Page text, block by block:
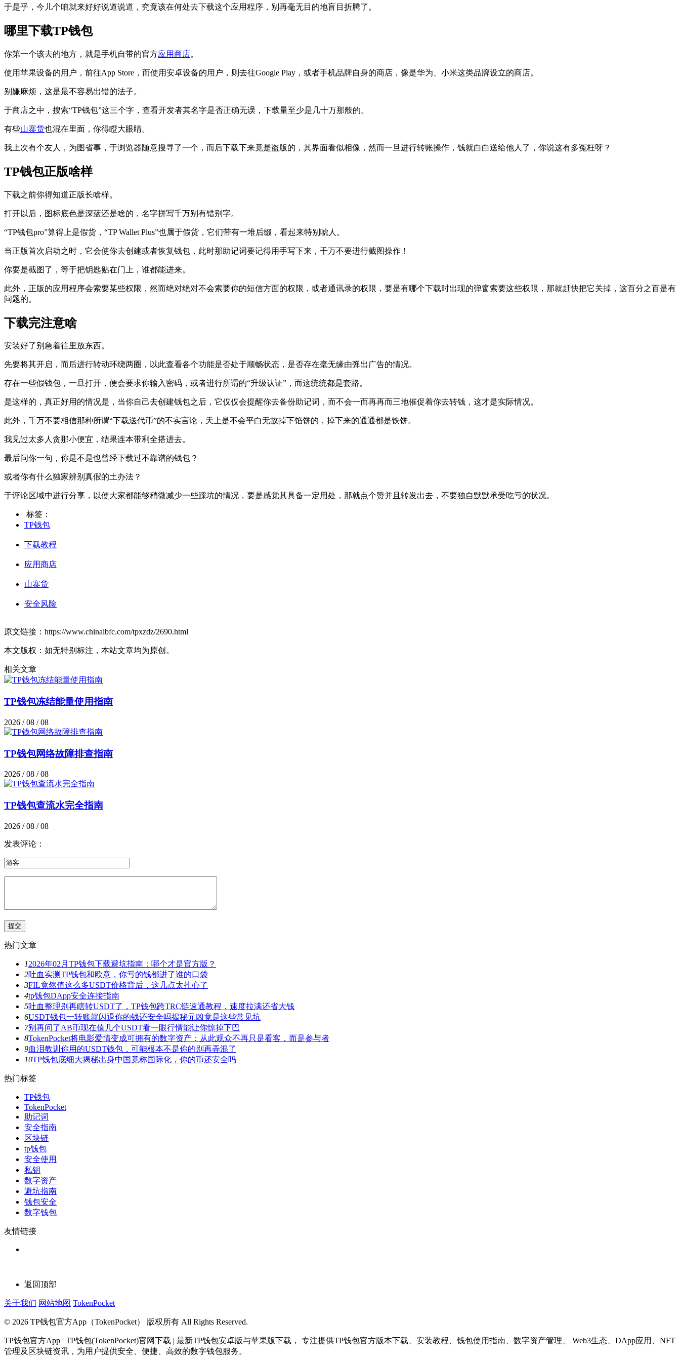
于是乎，今儿个咱就来好好说道说道，究竟该在何处去下载这个应用程序，别再毫无目的地盲目折腾了。
哪里下载TP钱包
你第一个该去的地方，就是手机自带的官方应用商店。
使用苹果设备的用户，前往App Store，而使用安卓设备的用户，则去往Google Play，或者手机品牌自身的商店，像是华为、小米这类品牌设立的商店。
别嫌麻烦，这是最不容易出错的法子。
于商店之中，搜索“TP钱包”这三个字，查看开发者其名字是否正确无误，下载量至少是几十万那般的。
有些山寨货也混在里面，你得瞪大眼睛。
我上次有个友人，为图省事，于浏览器随意搜寻了一个，而后下载下来竟是盗版的，其界面看似相像，然而一旦进行转账操作，钱就白白送给他人了，你说这有多冤枉呀？
TP钱包正版啥样
下载之前你得知道正版长啥样。
打开以后，图标底色是深蓝还是啥的，名字拼写千万别有错别字。
“TP钱包pro”算得上是假货，“TP Wallet Plus”也属于假货，它们带有一堆后缀，看起来特别唬人。
当正版首次启动之时，它会使你去创建或者恢复钱包，此时那助记词要记得用手写下来，千万不要进行截图操作！
你要是截图了，等于把钥匙贴在门上，谁都能进来。
此外，正版的应用程序会索要某些权限，然而绝对绝对不会索要你的短信方面的权限，或者通讯录的权限，要是有哪个下载时出现的弹窗索要这些权限，那就赶快把它关掉，这百分之百是有
问题的。
下载完注意啥
安装好了别急着往里放东西。
先要将其开启，而后进行转动环绕两圈，以此查看各个功能是否处于顺畅状态，是否存在毫无缘由弹出广告的情况。
存在一些假钱包，一旦打开，便会要求你输入密码，或者进行所谓的“升级认证”，而这统统都是套路。
是这样的，真正好用的情况是，当你自己去创建钱包之后，它仅仅会提醒你去备份助记词，而不会一而再再而三地催促着你去转钱，这才是实际情况。
此外，千万不要相信那种所谓“下载送代币”的不实言论，天上是不会平白无故掉下馅饼的，掉下来的通通都是铁饼。
我见过太多人贪那小便宜，结果连本带利全搭进去。
最后问你一句，你是不是也曾经下载过不靠谱的钱包？
或者你有什么独家辨别真假的土办法？
于评论区域中进行分享，以使大家都能够稍微减少一些踩坑的情况，要是感觉其具备一定用处，那就点个赞并且转发出去，不要独自默默承受吃亏的状况。
标签：
TP钱包
下载教程
应用商店
山寨货
安全风险
原文链接：https://www.chinaibfc.com/tpxzdz/2690.html
本文版权：如无特别标注，本站文章均为原创。
相关文章
TP钱包冻结能量使用指南
2026 / 08 / 08
TP钱包网络故障排查指南
2026 / 08 / 08
TP钱包查流水完全指南
2026 / 08 / 08
发表评论：
热门文章
12026年02月TP钱包下载避坑指南：哪个才是官方版？
2吐血实测TP钱包和欧意，你亏的钱都进了谁的口袋
3FIL竟然值这么多USDT价格背后，这几点太扎心了
4tp钱包DApp安全连接指南
5吐血整理别再瞎转USDT了，TP钱包跨TRC链速通教程，速度拉满还省大钱
6USDT钱包一转账就闪退你的钱还安全吗揭秘元凶竟是这些常见坑
7别再问了AB币现在值几个USDT看一眼行情能让你惊掉下巴
8TokenPocket将电影爱情变成可拥有的数字资产：从此观众不再只是看客，而是参与者
9血泪教训你用的USDT钱包，可能根本不是你的别再弄混了
10TP钱包底细大揭秘出身中国竟称国际化，你的币还安全吗
热门标签
TP钱包
TokenPocket
助记词
安全指南
区块链
tp钱包
安全使用
私钥
数字资产
避坑指南
钱包安全
数字钱包
友情链接
返回顶部
关于我们 网站地图 TokenPocket
© 2026 TP钱包官方App（TokenPocket） 版权所有 All Rights Reserved.
TP钱包官方App | TP钱包(TokenPocket)官网下载 | 最新TP钱包安卓版与苹果版下载， 专注提供TP钱包官方版本下载、安装教程、钱包使用指南、数字资产管理、 Web3生态、DApp应用、NFT
管理及区块链资讯，为用户提供安全、便捷、高效的数字钱包服务。